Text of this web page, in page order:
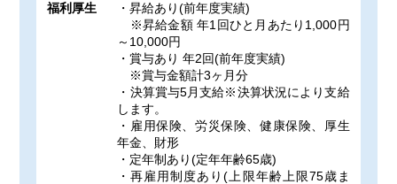
福利厚生
・昇給あり(前年度実績)
※昇給金額 年1回ひと月あたり1,000円
～10,000円
・賞与あり 年2回(前年度実績)
※賞与金額計3ヶ月分
・決算賞与5月支給※決算状況により支給
します。
・雇用保険、労災保険、健康保険、厚生
年金、財形
・定年制あり(定年年齢65歳)
・再雇用制度あり(上限年齢上限75歳ま